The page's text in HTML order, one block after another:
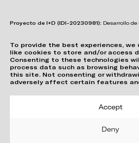
To provide the best experiences, we
like cookies to store and/or access
Consenting to these technologies
process data such as browsing
this site. Not consenting or
adversely affect certain features
Accept
Deny
Proyecto de I+D (IDI-20230981): Desarrollo